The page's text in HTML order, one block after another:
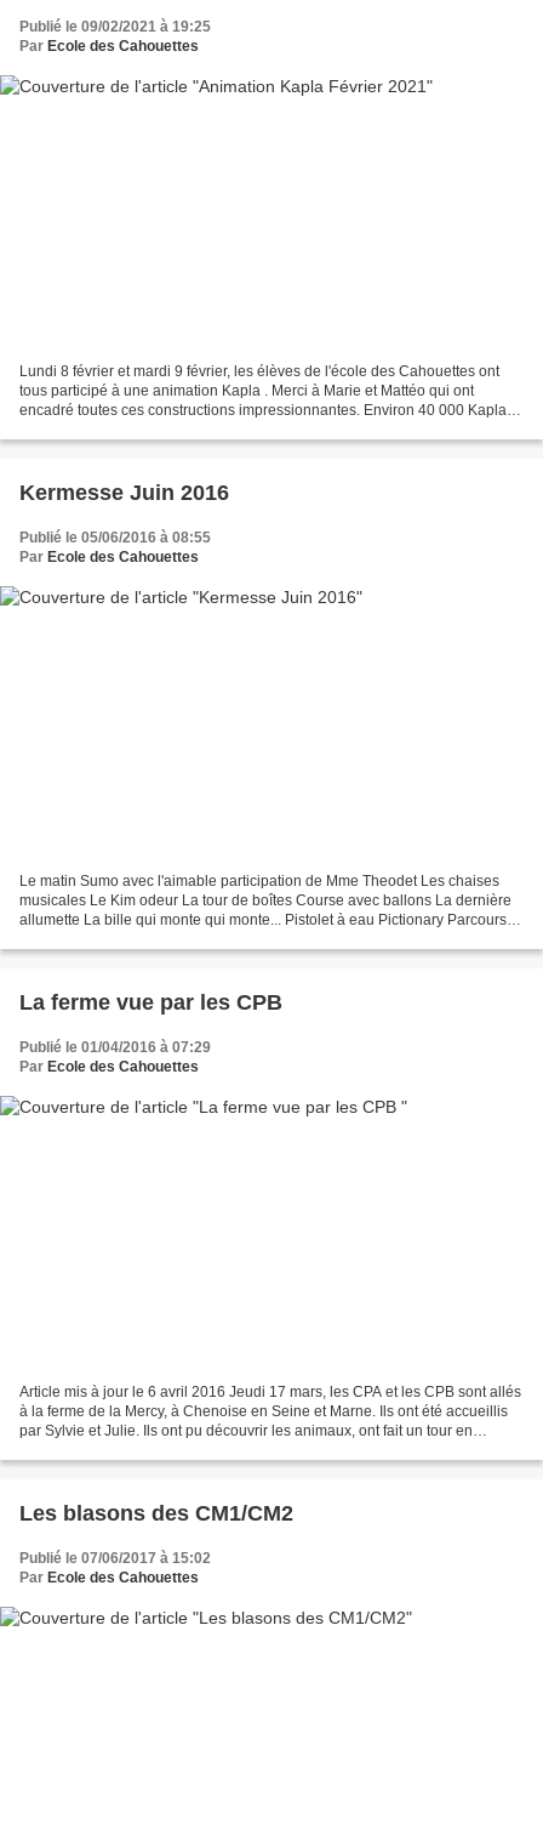
Publié le 09/02/2021 à 19:25
Par Ecole des Cahouettes
Lundi 8 février et mardi 9 février, les élèves de l'école des Cahouettes ont
tous participé à une animation Kapla . Merci à Marie et Mattéo qui ont
encadré toutes ces constructions impressionnantes. Environ 40 000 Kapla
Kermesse Juin 2016
Publié le 05/06/2016 à 08:55
Par Ecole des Cahouettes
Le matin Sumo avec l'aimable participation de Mme Theodet Les chaises
musicales Le Kim odeur La tour de boîtes Course avec ballons La dernière
allumette La bille qui monte qui monte... Pistolet à eau Pictionary Parcours
La ferme vue par les CPB
Publié le 01/04/2016 à 07:29
Par Ecole des Cahouettes
Article mis à jour le 6 avril 2016 Jeudi 17 mars, les CPA et les CPB sont allés
à la ferme de la Mercy, à Chenoise en Seine et Marne. Ils ont été accueillis
par Sylvie et Julie. Ils ont pu découvrir les animaux, ont fait un tour en
Les blasons des CM1/CM2
Publié le 07/06/2017 à 15:02
Par Ecole des Cahouettes